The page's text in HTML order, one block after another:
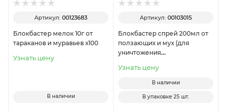
Артикул: 00123683
Блокбастер мелок 10г от
тараканов и муравьев х100
Узнать цену
В наличии
Артикул: 00103015
Блокбастер спрей 200мл от
ползающих и мух (для
уничтожения
х25
Узнать цену
В наличии
В упаковке 25 шт.